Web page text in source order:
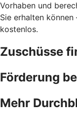
Vorhaben und
Sie erhalten
kostenlos.
Zuschüsse
Förderung
Mehr